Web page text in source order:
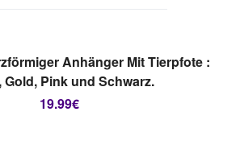
AUSFÜHRUNG WÄHLENAnhänger Mit Tierpfote :
Gold, Pink und Schwarz.
19.99€